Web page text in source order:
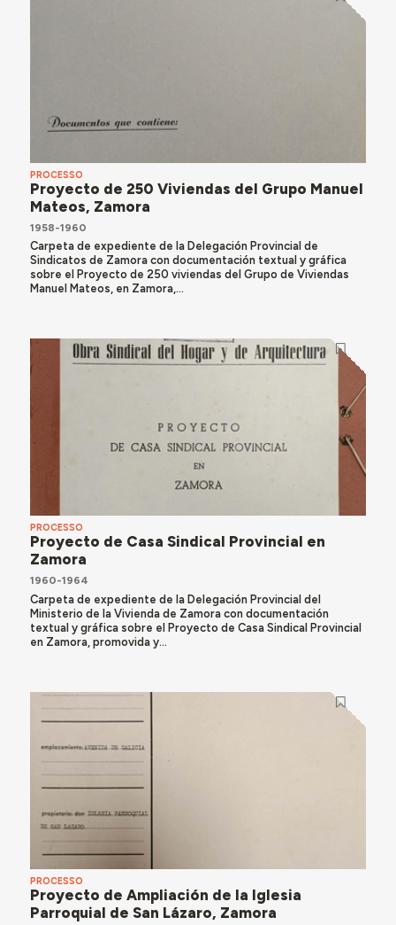
PROCESSO
Proyecto de 250 Viviendas del Grupo Manuel
Mateos, Zamora
1958-1960
Carpeta de expediente de la Delegación Provincial de
Sindicatos de Zamora con documentación textual y gráfica
sobre el Proyecto de 250 viviendas del Grupo de Viviendas
Manuel Mateos, en Zamora,...
PROCESSO
Proyecto de Casa Sindical Provincial en
Zamora
1960-1964
Carpeta de expediente de la Delegación Provincial del
Ministerio de la Vivienda de Zamora con documentación
textual y gráfica sobre el Proyecto de Casa Sindical Provincial
en Zamora, promovida y...
PROCESSO
Proyecto de Ampliación de la Iglesia
Parroquial de San Lázaro, Zamora